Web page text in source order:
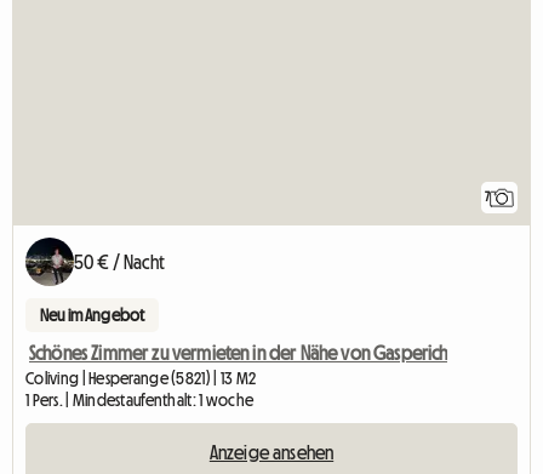
7
50 € / Nacht
Neu im Angebot
Schönes Zimmer zu vermieten in der Nähe von Gasperich
Coliving | Hesperange (5821) | 13 M2
1 Pers. | Mindestaufenthalt: 1 woche
Anzeige ansehen